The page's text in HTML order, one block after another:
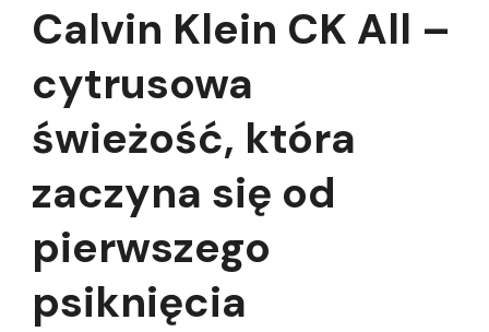
Calvin Klein CK All –
cytrusowa
świeżość, która
zaczyna się od
pierwszego
psiknięcia